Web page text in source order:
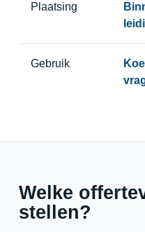
Plaatsing
Gebruik
Welke
stellen?